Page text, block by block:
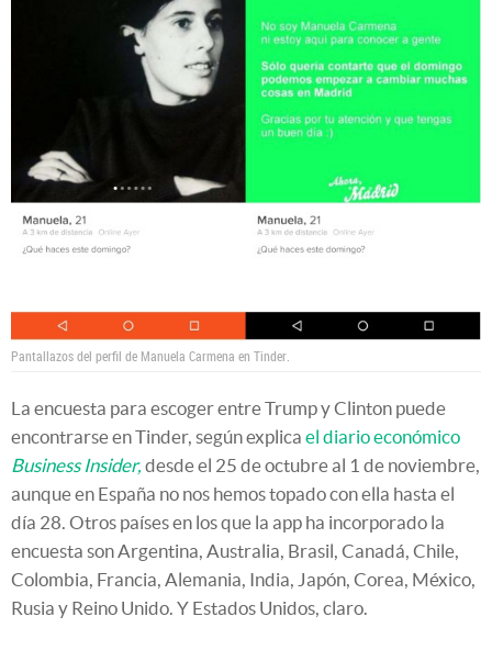
Pantallazos del perfil de Manuela Carmena en Tinder.
La encuesta para escoger entre Trump y Clinton puede
encontrarse en Tinder, según explica el diario económico
Business Insider, desde el 25 de octubre al 1 de noviembre,
aunque en España no nos hemos topado con ella hasta el
día 28. Otros países en los que la app ha incorporado la
encuesta son Argentina, Australia, Brasil, Canadá, Chile,
Colombia, Francia, Alemania, India, Japón, Corea, México,
Rusia y Reino Unido. Y Estados Unidos, claro.